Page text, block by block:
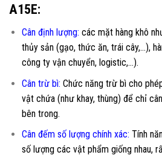
A15E:
Cân định lượng: các mặt hàng khô
thủy sản (gạo, thức ăn, trái cây,…),
công ty vận chuyển, logistic,…).
Cân trừ bì: Chức năng trừ bì cho
vật chứa (như khay, thùng) để chỉ
bên trong.
Cân đếm số lượng chính xác: Tính
số lượng các vật phẩm giống nhau,